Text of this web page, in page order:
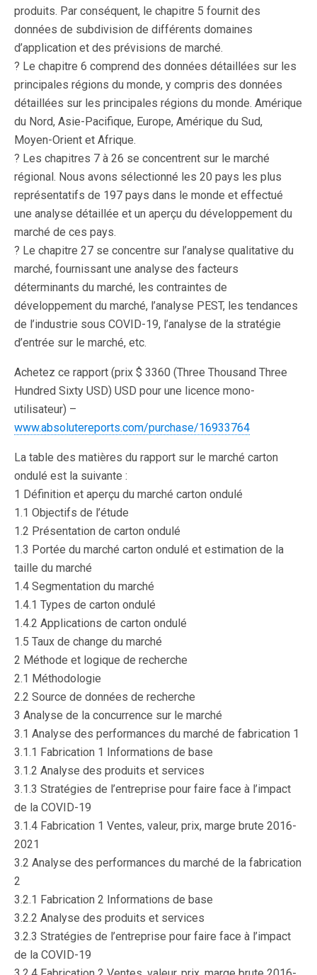
produits. Par conséquent, le chapitre 5 fournit des
données de subdivision de différents domaines
d’application et des prévisions de marché.
? Le chapitre 6 comprend des données détaillées sur les
principales régions du monde, y compris des données
détaillées sur les principales régions du monde. Amérique
du Nord, Asie-Pacifique, Europe, Amérique du Sud,
Moyen-Orient et Afrique.
? Les chapitres 7 à 26 se concentrent sur le marché
régional. Nous avons sélectionné les 20 pays les plus
représentatifs de 197 pays dans le monde et effectué
une analyse détaillée et un aperçu du développement du
marché de ces pays.
? Le chapitre 27 se concentre sur l’analyse qualitative du
marché, fournissant une analyse des facteurs
déterminants du marché, les contraintes de
développement du marché, l’analyse PEST, les tendances
de l’industrie sous COVID-19, l’analyse de la stratégie
d’entrée sur le marché, etc.
Achetez ce rapport (prix $ 3360 (Three Thousand Three
Hundred Sixty USD) USD pour une licence mono-
utilisateur) –
www.absolutereports.com/purchase/16933764
La table des matières du rapport sur le marché carton
ondulé est la suivante :
1 Définition et aperçu du marché carton ondulé
1.1 Objectifs de l’étude
1.2 Présentation de carton ondulé
1.3 Portée du marché carton ondulé et estimation de la
taille du marché
1.4 Segmentation du marché
1.4.1 Types de carton ondulé
1.4.2 Applications de carton ondulé
1.5 Taux de change du marché
2 Méthode et logique de recherche
2.1 Méthodologie
2.2 Source de données de recherche
3 Analyse de la concurrence sur le marché
3.1 Analyse des performances du marché de fabrication 1
3.1.1 Fabrication 1 Informations de base
3.1.2 Analyse des produits et services
3.1.3 Stratégies de l’entreprise pour faire face à l’impact
de la COVID-19
3.1.4 Fabrication 1 Ventes, valeur, prix, marge brute 2016-
2021
3.2 Analyse des performances du marché de la fabrication
2
3.2.1 Fabrication 2 Informations de base
3.2.2 Analyse des produits et services
3.2.3 Stratégies de l’entreprise pour faire face à l’impact
de la COVID-19